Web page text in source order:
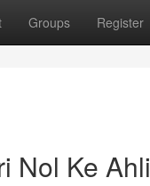
Groups Register
Nol Ke